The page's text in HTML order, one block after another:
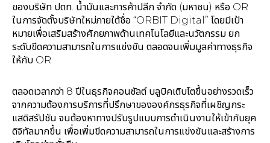
ของบริษัท ปตท. น้ำมันและการค้าปลีก จำกัด (มหาชน) หรือ OR
ในการจัดตั้งบริษัทใหม่ภายใต้ชื่อ “ORBIT Digital” โดยมีเป้า
หมายเพื่อเสริมสร้างศักยภาพด้านเทคโนโลยีและนวัตกรรม ยก
ระดับขีดความสามารถในการแข่งขัน ตลอดจนเพิ่มมูลค่าทางธุรกิจ
ให้กับ OR
ตลอดเวลากว่า 8 ปีในธุรกิจคอนซัลต์ บลูบิคเติบโตขึ้นอย่างรวดเร็ว
จากความต้องการบริการที่ปรึกษาขององค์กรธุรกิจที่เผชิญกระ
แสดิสรัปชัน จนต้องหาทางปรับรูปแบบการดำเนินงานให้เข้ากับยุค
ดิจิทัลมากขึ้น เพื่อเพิ่มขีดความสามารถในการแข่งขันและสร้างการ